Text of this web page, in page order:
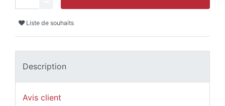
Liste de souhaits
Description
Avis client